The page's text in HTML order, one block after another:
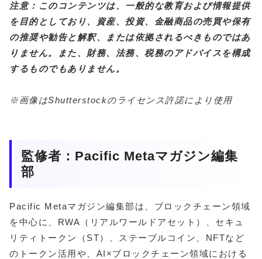
注意：このコンテンツは、一般的な教育および情報提供
を目的としており、資産、投資、金融商品の売買や保有
の推奨や勧告と解釈、または依拠されるべきものではあ
りません。また、財務、法務、税務のアドバイスを構成
するものでもありません。
※画像はShutterstockのライセンス許諾により使用
監修者：Pacific Metaマガジン編集
部
Pacific Metaマガジン編集部は、ブロックチェーン領域
を中心に、RWA（リアルワールドアセット）、セキュ
リティトークン（ST）、ステーブルコイン、NFTなど
のトークン活用や、AI×ブロックチェーン領域における